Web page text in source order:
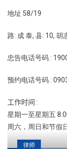
地址 58/19
路: 成 泰, 县: 10, 胡
忠告电话号码 :
预约电话号码 :
工作时间 :
星期一至星期五
周六，周日和节假
律师